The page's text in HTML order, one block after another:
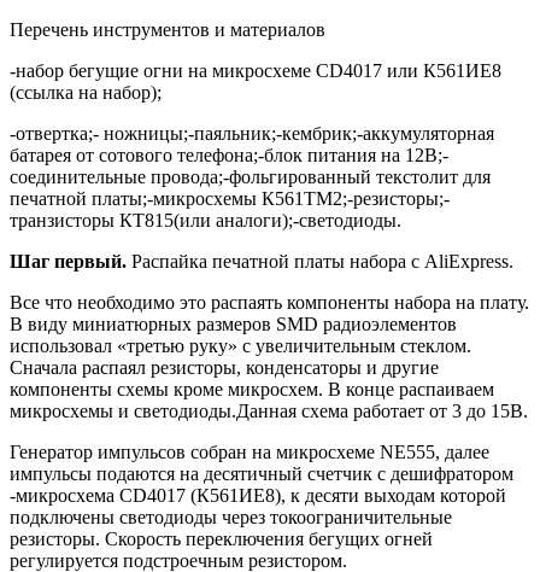
Перечень инструментов и материалов
-набор бегущие огни на микросхеме CD4017 или К561ИЕ8
(ссылка на набор);
-отвертка;- ножницы;-паяльник;-кембрик;-аккумуляторная
батарея от сотового телефона;-блок питания на 12В;-
соединительные провода;-фольгированный текстолит для
печатной платы;-микросхемы К561ТМ2;-резисторы;-
транзисторы КТ815(или аналоги);-светодиоды.
Шаг первый. Распайка печатной платы набора с AliExpress.
Все что необходимо это распаять компоненты набора на плату.
В виду миниатюрных размеров SMD радиоэлементов
использовал «третью руку» с увеличительным стеклом.
Сначала распаял резисторы, конденсаторы и другие
компоненты схемы кроме микросхем. В конце распаиваем
микросхемы и светодиоды.Данная схема работает от 3 до 15В.
Генератор импульсов собран на микросхеме NE555, далее
импульсы подаются на десятичный счетчик с дешифратором
-микросхема CD4017 (К561ИЕ8), к десяти выходам которой
подключены светодиоды через токоограничительные
резисторы. Скорость переключения бегущих огней
регулируется подстроечным резистором.